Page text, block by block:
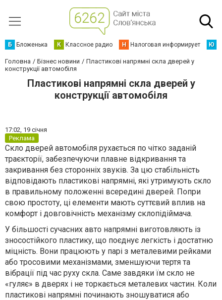
Б Бложенька К Классное радио Н Налоговая информирует Ю
Головна Бізнес новини
Пластикові напрямні скла дверей у
конструкції автомобіля
Пластикові напрямні скла дверей у
конструкції автомобіля
17:02, 19 січня
Реклама
Скло дверей автомобіля рухається по чітко заданій
траєкторії, забезпечуючи плавне відкривання та
закривання без сторонніх звуків. За цю стабільність
відповідають пластикові напрямні, які утримують скло
в правильному положенні всередині дверей. Попри
свою простоту, ці елементи мають суттєвий вплив на
комфорт і довговічність механізму склопідіймача.
У більшості сучасних авто напрямні виготовляють із
зносостійкого пластику, що поєднує легкість і достатню
міцність. Вони працюють у парі з металевими рейками
або тросовими механізмами, зменшуючи тертя та
вібрації під час руху скла. Саме завдяки їм скло не
«гуляє» в дверях і не торкається металевих частин. Коли
пластикові напрямні починають зношуватися або